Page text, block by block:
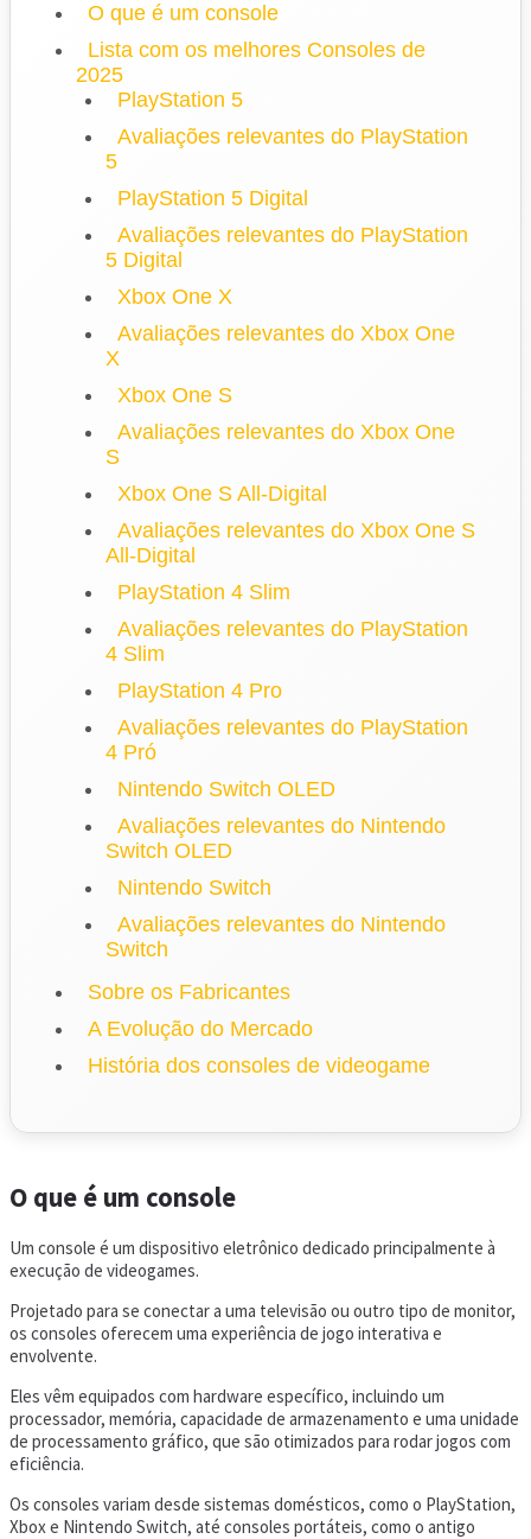
O que é um console
Lista com os melhores Consoles de
2025
PlayStation 5
Avaliações relevantes do PlayStation
5
PlayStation 5 Digital
Avaliações relevantes do PlayStation
5 Digital
Xbox One X
Avaliações relevantes do Xbox One
X
Xbox One S
Avaliações relevantes do Xbox One
S
Xbox One S All-Digital
Avaliações relevantes do Xbox One S
All-Digital
PlayStation 4 Slim
Avaliações relevantes do PlayStation
4 Slim
PlayStation 4 Pro
Avaliações relevantes do PlayStation
4 Pró
Nintendo Switch OLED
Avaliações relevantes do Nintendo
Switch OLED
Nintendo Switch
Avaliações relevantes do Nintendo
Switch
Sobre os Fabricantes
A Evolução do Mercado
História dos consoles de videogame
O que é um console
Um console é um dispositivo eletrônico dedicado principalmente à
execução de videogames.
Projetado para se conectar a uma televisão ou outro tipo de monitor,
os consoles oferecem uma experiência de jogo interativa e
envolvente.
Eles vêm equipados com hardware específico, incluindo um
processador, memória, capacidade de armazenamento e uma unidade
de processamento gráfico, que são otimizados para rodar jogos com
eficiência.
Os consoles variam desde sistemas domésticos, como o PlayStation,
Xbox e Nintendo Switch, até consoles portáteis, como o antigo